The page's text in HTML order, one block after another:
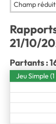
Champ
21/10/
Partants :
Jeu Simple